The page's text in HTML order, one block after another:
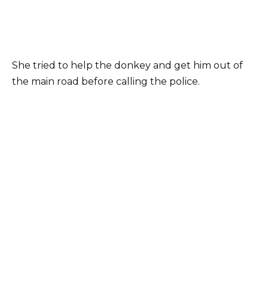
She tried to help the donkey and get him out of
the main road before calling the police.